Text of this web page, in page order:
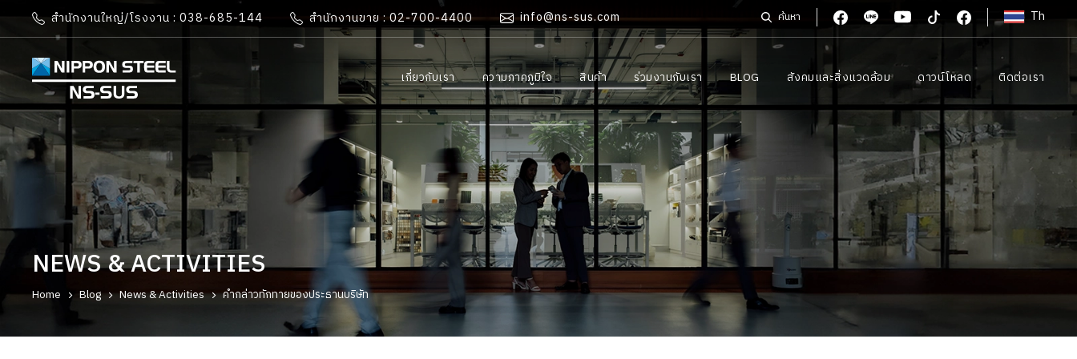
สำนักงานใหญ่/โรงงาน : 038-685-144 สำนักงานขาย : 02-700-4400 info@ns-sus.com ค้นหา Th
เกี่ยวกับเรา ความภาคภูมิใจ สินค้า ร่วมงานกับเรา BLOG สังคมและสิ่งแวดล้อม ดาวน์โหลด ติดต่อเรา
NEWS & ACTIVITIES
Home Blog News & Activities คำกล่าวทักทายของประธานบริษัท